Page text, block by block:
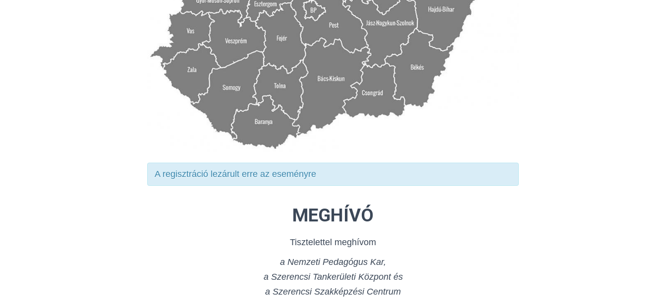
A regisztráció lezárult erre az eseményre
MEGHÍVÓ
Tisztelettel meghívom
a Nemzeti Pedagógus Kar,
a Szerencsi Tankerületi Központ és
a Szerencsi Szakképzési Centrum